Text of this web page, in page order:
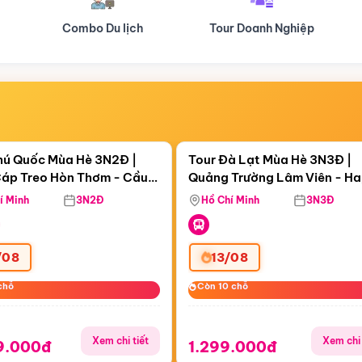
Tour Doanh Nghiệp Du lịch Hành Hương
05:43:20
Treo Hòn Thơm
Quốc Mùa Hè 3N2Đ |
Treo Hòn Thơm - Cầu
Viên Nước Aquatopia
Minh 3N2Đ
Xem chi tiết
Còn06 ngày 05:43:20
Tour Đà Lạt Mùa Hè 3N3Đ |
Quảng Trường Lâm Viên -
Hill - Puppy Farm
Hồ Chí Minh 3N3Đ
13/08
Còn 10 chỗ
Còn 10 chỗ
1.299.000đ Xem